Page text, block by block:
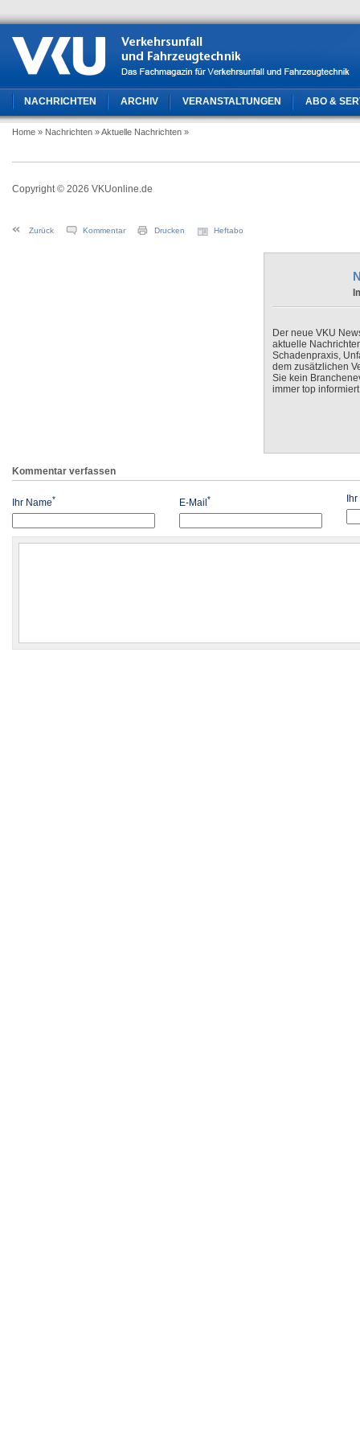
NACHRICHTEN ARCHIV VERANSTALTUNGEN ABO &
Home » Nachrichten » Aktuelle Nachrichten »
Copyright © 2026 VKUonline.de
Zurück Kommentar Drucken Heftabo
Der neue VKU
aktuelle
Schadenpraxis,
dem zusätzlichen
Sie kein
immer top
Kommentar verfassen
Ihr Name* E-Mail *